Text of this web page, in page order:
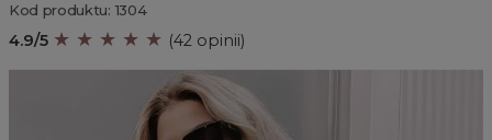
Kod produktu: 1304
4.9/5 ★ ★ ★ ★ ★ (42 opinii)